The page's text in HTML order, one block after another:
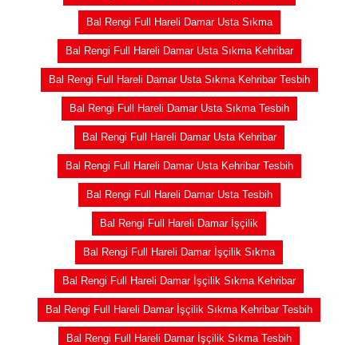
Bal Rengi Full Hareli Damar Usta Sıkma
Bal Rengi Full Hareli Damar Usta Sıkma Kehribar
Bal Rengi Full Hareli Damar Usta Sıkma Kehribar Tesbih
Bal Rengi Full Hareli Damar Usta Sıkma Tesbih
Bal Rengi Full Hareli Damar Usta Kehribar
Bal Rengi Full Hareli Damar Usta Kehribar Tesbih
Bal Rengi Full Hareli Damar Usta Tesbih
Bal Rengi Full Hareli Damar İşçilik
Bal Rengi Full Hareli Damar İşçilik Sıkma
Bal Rengi Full Hareli Damar İşçilik Sıkma Kehribar
Bal Rengi Full Hareli Damar İşçilik Sıkma Kehribar Tesbih
Bal Rengi Full Hareli Damar İşçilik Sıkma Tesbih